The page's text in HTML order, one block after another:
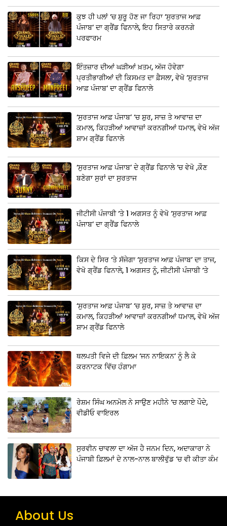
ਕੁਝ ਹੀ ਪਲਾਂ ‘ਚ ਸ਼ੁਰੂ ਹੋਣ ਜਾ ਰਿਹਾ ‘ਸੁਰਤਾਜ ਆਫ਼
ਪੰਜਾਬ’ ਦਾ ਗ੍ਰੈਂਡ ਫਿਨਾਲੇ, ਇਹ ਸਿਤਾਰੇ ਕਰਨਗੇ
ਪਰਫਾਰਮ
ਇੰਤਜ਼ਾਰ ਦੀਆਂ ਘੜੀਆਂ ਖ਼ਤਮ, ਅੱਜ ਹੋਵੇਗਾ
ਪ੍ਰਤੀਭਾਗੀਆਂ ਦੀ ਕਿਸਮਤ ਦਾ ਫ਼ੈਸਲਾ, ਵੇਖੋ ‘ਸੁਰਤਾਜ
ਆਫ਼ ਪੰਜਾਬ’ ਦਾ ਗ੍ਰੈਂਡ ਫਿਨਾਲੇ
‘ਸੁਰਤਾਜ ਆਫ਼ ਪੰਜਾਬ’ ‘ਚ ਸ਼ੁਰ, ਸਾਜ਼ ਤੇ ਆਵਾਜ਼ ਦਾ
ਕਮਾਲ, ਕਿਹੜੀਆਂ ਆਵਾਜ਼ਾਂ ਕਰਨਗੀਆਂ ਧਮਾਲ, ਵੇਖੋ ਅੱਜ
ਸ਼ਾਮ ਗ੍ਰੈਂਡ ਫਿਨਾਲੇ
‘ਸੁਰਤਾਜ ਆਫ਼ ਪੰਜਾਬ’ ਦੇ ਗ੍ਰੈਂਡ ਫਿਨਾਲੇ ‘ਚ ਵੇਖੋ ,ਕੌਣ
ਬਣੇਗਾ ਸੁਰਾਂ ਦਾ ਸੁਰਤਾਜ
ਜੀਟੀਸੀ ਪੰਜਾਬੀ ‘ਤੇ 1 ਅਗਸਤ ਨੂੰ ਵੇਖੋ ‘ਸੁਰਤਾਜ ਆਫ਼
ਪੰਜਾਬ’ ਦਾ ਗ੍ਰੈਂਡ ਫਿਨਾਲੇ
ਕਿਸ ਦੇ ਸਿਰ ‘ਤੇ ਸੱਜੇਗਾ ‘ਸੁਰਤਾਜ ਆਫ਼ ਪੰਜਾਬ’ ਦਾ ਤਾਜ,
ਵੇਖੋ ਗ੍ਰੈਂਡ ਫਿਨਾਲੇ, 1 ਅਗਸਤ ਨੂੰ, ਜੀਟੀਸੀ ਪੰਜਾਬੀ ‘ਤੇ
‘ਸੁਰਤਾਜ ਆਫ਼ ਪੰਜਾਬ’ ‘ਚ ਸ਼ੁਰ, ਸਾਜ਼ ਤੇ ਆਵਾਜ਼ ਦਾ
ਕਮਾਲ, ਕਿਹੜੀਆਂ ਆਵਾਜ਼ਾਂ ਕਰਨਗੀਆਂ ਧਮਾਲ, ਵੇਖੋ ਅੱਜ
ਸ਼ਾਮ ਗ੍ਰੈਂਡ ਫਿਨਾਲੇ
ਥਲਪਤੀ ਵਿਜੇ ਦੀ ਫ਼ਿਲਮ ‘ਜਨ ਨਾਇਕਨ’ ਨੂੰ ਲੈ ਕੇ
ਕਰਨਾਟਕ ਵਿੱਚ ਹੰਗਾਮਾ
ਰੇਸ਼ਮ ਸਿੰਘ ਅਨਮੋਲ ਨੇ ਸਾਉਣ ਮਹੀਨੇ ‘ਚ ਲਗਾਏ ਪੌਦੇ,
ਵੀਡੀਓ ਵਾਇਰਲ
ਸੁਰਵੀਨ ਚਾਵਲਾ ਦਾ ਅੱਜ ਹੈ ਜਨਮ ਦਿਨ, ਅਦਾਕਾਰਾ ਨੇ
ਪੰਜਾਬੀ ਫ਼ਿਲਮਾਂ ਦੇ ਨਾਲ-ਨਾਲ ਬਾਲੀਵੁੱਡ ‘ਚ ਵੀ ਕੀਤਾ ਕੰਮ
About Us